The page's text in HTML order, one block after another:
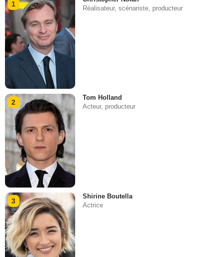
1
Réalisateur, scénariste, producteur
2
Tom Holland
Acteur, producteur
3
Shirine Boutella
Actrice